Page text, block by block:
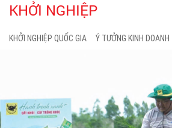
KHỞI NGHIỆP
KHỞI NGHIỆP QUỐC GIA Ý TƯỞNG KINH DOANH